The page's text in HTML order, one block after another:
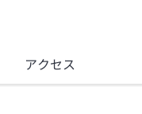
アクセス